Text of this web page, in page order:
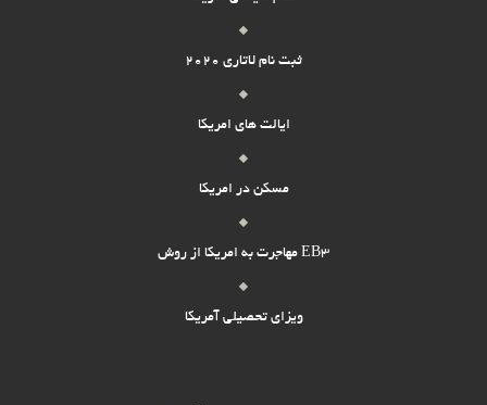
ثبت نام لاتاری 2020
ایالت های امریکا
مسکن در امریکا
مهاجرت به امریکا از روش EB3
ویزای تحصیلی آمریکا